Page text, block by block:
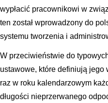
wypłacić pracownikowi w
ten został wprowadzony do
systemu tworzenia i
W przeciwieństwie do
ustawowe, które definiują jego
raz w roku kalendarzowym
długości nieprzerwanego